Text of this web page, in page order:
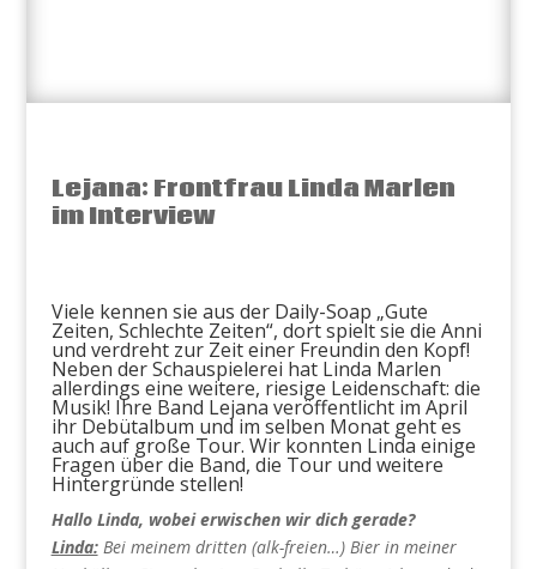
Lejana: Frontfrau Linda Marlen
im Interview
Viele kennen sie aus der Daily-Soap „Gute
Zeiten, Schlechte Zeiten“, dort spielt sie die Anni
und verdreht zur Zeit einer Freundin den Kopf!
Neben der Schauspielerei hat Linda Marlen
allerdings eine weitere, riesige Leidenschaft: die
Musik! Ihre Band Lejana veröffentlicht im April
ihr Debütalbum und im selben Monat geht es
auch auf große Tour. Wir konnten Linda einige
Fragen über die Band, die Tour und weitere
Hintergründe stellen!
Hallo Linda, wobei erwischen wir dich gerade?
Linda:Bei meinem dritten (alk-freien…) Bier in meiner